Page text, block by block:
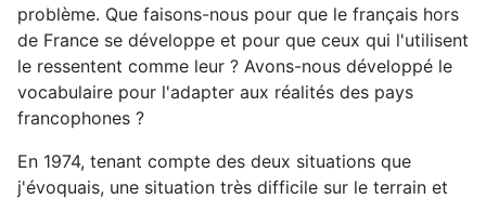
problème. Que faisons-nous pour que le français hors
de France se développe et pour que ceux qui l'utilisent
le ressentent comme leur ? Avons-nous développé le
vocabulaire pour l'adapter aux réalités des pays
francophones ?
En 1974, tenant compte des deux situations que
j'évoquais, une situation très difficile sur le terrain et